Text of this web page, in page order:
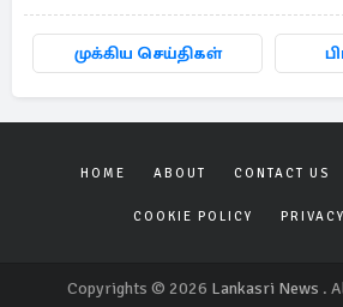
முக்கிய செய்திகள்
HOME ABOUT CONTACT US
COOKIE POLICY
Copyrights © 2026 Lankasri News .